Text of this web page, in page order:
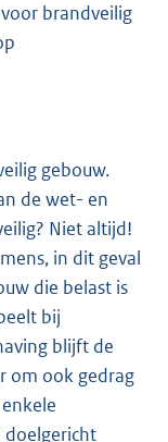
brandveilig
gebouw.
de wet- en
Niet altijd!
in dit geval
die belast is
bij
blijft de
om ook gedrag
doelgericht